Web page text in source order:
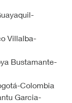
Villalba-
Bustamante-
Colombia
Garcia-